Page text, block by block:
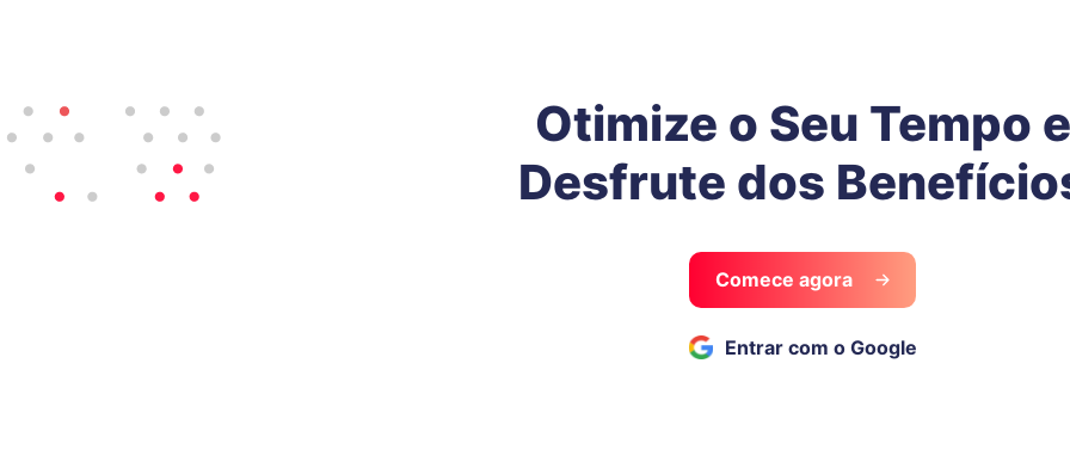
Otimize o Seu Tempo e
Desfrute dos
Comece agora
Entrar com o Google